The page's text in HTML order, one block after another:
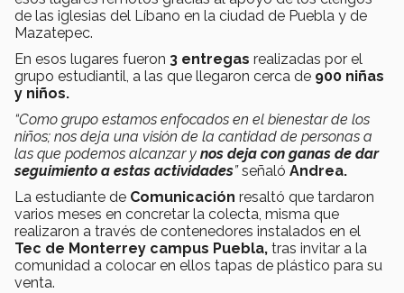
de las iglesias del Líbano en la ciudad de Puebla y de
Mazatepec.
En esos lugares fueron 3 entregas realizadas por el
grupo estudiantil, a las que llegaron cerca de 900 niñas
y niños.
“Como grupo estamos enfocados en el bienestar de los
niños; nos deja una visión de la cantidad de personas a
las que podemos alcanzar y nos deja con ganas de dar
seguimiento a estas actividades”señaló Andrea.
La estudiante de Comunicación resaltó que tardaron
varios meses en concretar la colecta, misma que
realizaron a través de contenedores instalados en el
Tec de Monterrey campus Puebla, tras invitar a la
comunidad a colocar en ellos tapas de plástico para su
venta.